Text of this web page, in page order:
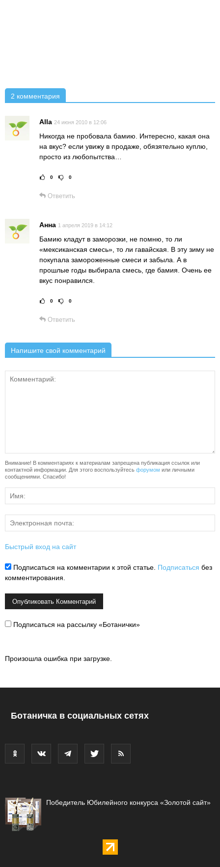
2 комментария
Alla 24 июня 2010 в 12:06
Никогда не пробовала бамию. Интересно, какая она
на вкус? если увижу в продаже, обязятельно куплю,
просто из любопытства…
Рейтинг статьи:
0 0
Ответить
Анна 1 апреля 2019 в 14:12
Бамию кладут в заморозки, не помню, то ли
«мексиканская смесь», то ли гавайская. В эту зиму не
покупала замороженные смеси и забыла. А в
прошлые годы выбирала смесь, где бамия. Очень ее
вкус понравился.
Рейтинг статьи:
0 0
Ответить
Напишите свой комментарий
Внимание! В комментариях к материалам запрещена публикация ссылок или
контактной информации. Для этого воспользуйтесь форумом или личными
сообщениями. Спасибо!
Быстрый вход на сайт
Подписаться на комментарии к этой статье. Подписаться без
комментирования.
Подписаться на рассылку «Ботанички»
Произошла ошибка при загрузке.
Ботаничка в социальных сетях
Победитель Юбилейного конкурса «Золотой сайт»